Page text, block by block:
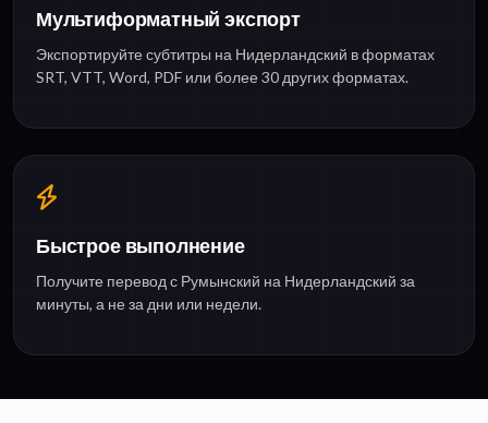
Мультиформатный экспорт
Экспортируйте субтитры на Нидерландский в форматах
SRT, VTT, Word, PDF или более 30 других форматах.
Быстрое выполнение
Получите перевод с Румынский на Нидерландский за
минуты, а не за дни или недели.